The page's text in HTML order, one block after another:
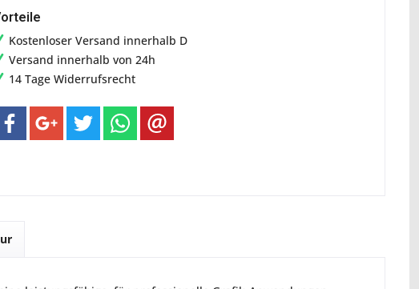
Kostenloser Versand innerhalb D
Versand innerhalb von 24h
14 Tage Widerrufsrecht